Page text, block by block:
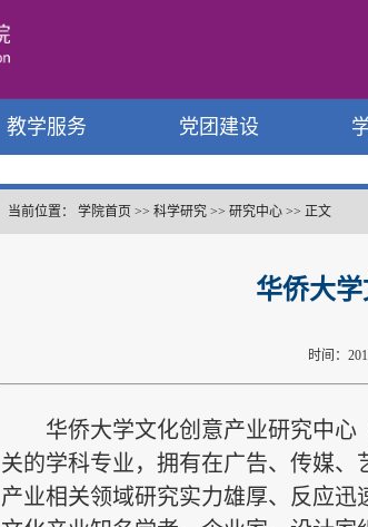
教学服务 党团建设
当前位置： 学院首页 >> 科学研究 >> 研究中心 >> 正文
华侨大
时间：
华侨大学文化创意产业研究中心
关的学科专业，拥有在广告、传媒
产业相关领域研究实力雄厚、反应迅